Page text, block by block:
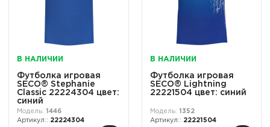
В НАЛИЧИИ
Футболка игровая
SECO® Stephanie
Classic 22224304 цвет:
синий
1446
22224304
В НАЛИЧИИ
Футболка игровая
SECO® Lightning
22221504 цвет: синий
1352
22221504